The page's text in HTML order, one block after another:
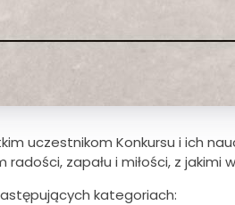
uczestnikom Konkursu i ich
zapału i miłości, z jakimi
kategoriach: